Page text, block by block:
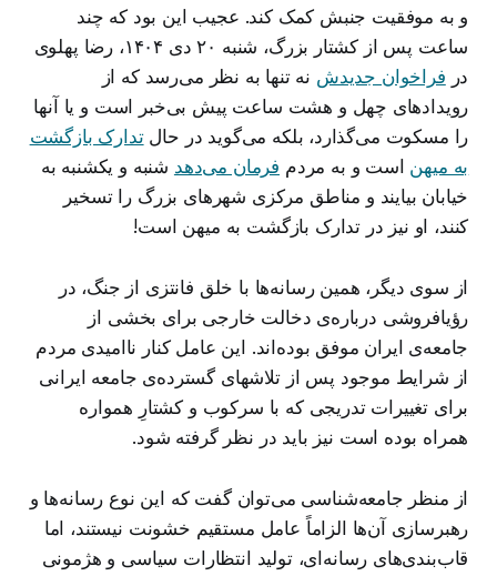
و به موفقیت جنبش کمک کند. عجیب این بود که چند
ساعت پس از کشتار بزرگ، شنبه ۲۰ دی ۱۴۰۴، رضا پهلوی
در فراخوان جدیدش نه تنها به نظر می‌رسد که از
رویدادهای چهل و هشت ساعت پیش بی‌خبر است و یا آنها
را مسکوت می‌گذارد، بلکه می‌گوید در حالتدارک بازگشت
به میهن است و به مردم فرمان می‌دهد شنبه و یکشنبه به
خیابان بیایند و مناطق مرکزی شهرهای بزرگ را تسخیر
کنند، او نیز در تدارک بازگشت به میهن است!
از سوی دیگر، همین رسانه‌ها با خلق فانتزی از جنگ، در
رؤیافروشی درباره‌ی دخالت خارجی برای بخشی از
جامعه‌ی ایران موفق بوده‌اند. این عامل کنار ناامیدی مردم
از شرایط موجود پس از تلاشهای گسترده‌ی جامعه ایرانی
برای تغییرات تدریجی که با سرکوب و کشتارِ همواره
همراه بوده است نیز باید در نظر گرفته شود.
از منظر جامعه‌شناسی می‌توان گفت که این نوع رسانه‌ها و
رهبرسازی آن‌ها الزاماً عامل مستقیم خشونت نیستند، اما
قاب‌بندی‌های رسانه‌ای، تولید انتظارات سیاسی و هژمونی